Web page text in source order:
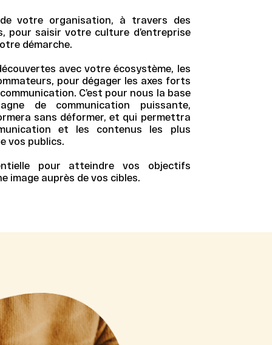
votre organisation, à travers des
saisir votre culture d’entreprise
démarche.
avec votre écosystème, les
pour dégager les axes forts
. C’est pour nous la base
de communication puissante,
sans déformer, et qui permettra
et les contenus les plus
vos publics.
pour atteindre vos objectifs
imageauprès de vos cibles.